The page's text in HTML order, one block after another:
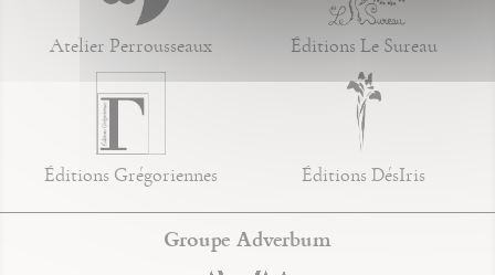
Atelier Perrousseaux Éditions Le Sureau
Éditions Grégoriennes Éditions DésIris
Groupe Adverbum